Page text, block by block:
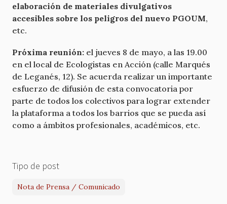
elaboración de materiales divulgativos
accesibles sobre los peligros del nuevo PGOUM,
etc.
Próxima reunión: el jueves 8 de mayo, a las 19.00
en el local de Ecologistas en Acción (calle Marqués
de Leganés, 12). Se acuerda realizar un importante
esfuerzo de difusión de esta convocatoria por
parte de todos los colectivos para lograr extender
la plataforma a todos los barrios que se pueda así
como a ámbitos profesionales, académicos, etc.
Tipo de post
Nota de Prensa / Comunicado